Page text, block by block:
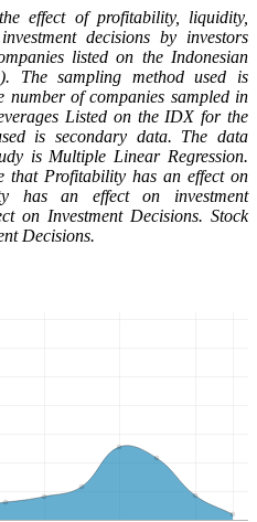
effect of profitability, liquidity,
decisions by investors
listed on the Indonesian
The sampling method used is
number of companies sampled in
Listed on the IDX for the
is secondary data. The data
is Multiple Linear Regression.
that Profitability has an effect on
has an effect on investment
on Investment Decisions. Stock
Decisions.